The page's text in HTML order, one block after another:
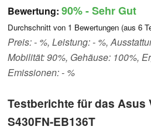
Bewertung: 90%- Sehr Gut
Durchschnitt von 1 Bewertungen (aus 6
Preis: - %, Leistung: - %,
Mobilität: 90%, Gehäuse: 100%,
Emissionen: - %
Testberichte für das Asus
S430FN-EB136T